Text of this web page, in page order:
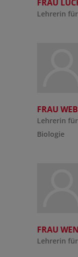
FRAU
Lehrerin
FRAU
Lehrerin
Biologie
FRAU
Lehrerin